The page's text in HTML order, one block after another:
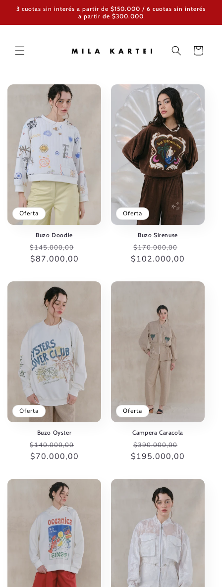
directamente
3 cuotas sin interés a partir de $150.000 / 6 cuotas sin interés
a partir de $300.000
Carrito
Oferta
Buzo Doodle
Precio
habitual
$145.000,00
$87.000,00
Oferta
Buzo Sirenuse
Precio
habitual
$170.000,00
de
$102.000,00
Oferta
Buzo Oyster
Precio
habitual
$140.000,00
$70.000,00
Oferta
Campera Caracola
Precio
habitual
$390.000,00
de
$195.000,00